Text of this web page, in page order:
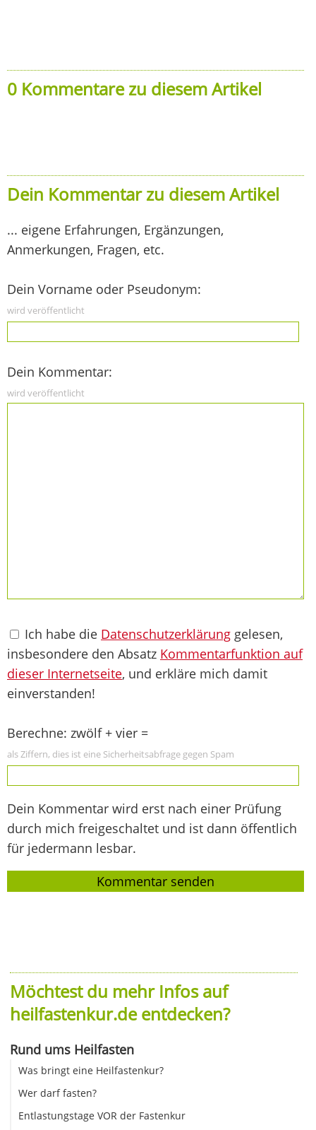
0 Kommentare zu diesem Artikel
Dein Kommentar zu diesem Artikel
... eigene Erfahrungen, Ergänzungen,
Anmerkungen, Fragen, etc.
Dein Vorname oder Pseudonym:
wird veröffentlicht
Dein Kommentar:
wird veröffentlicht
Ich habe die Datenschutzerklärung gelesen,
insbesondere den Absatz Kommentarfunktion auf
dieser Internetseite, und erkläre mich damit
einverstanden!
Berechne: zwölf + vier =
als Ziffern, dies ist eine Sicherheitsabfrage gegen Spam
Dein Kommentar wird erst nach einer Prüfung
durch mich freigeschaltet und ist dann öffentlich
für jedermann lesbar.
Möchtest du mehr Infos auf
heilfastenkur.de entdecken?
Rund ums Heilfasten
Was bringt eine Heilfastenkur?
Wer darf fasten?
Entlastungstage VOR der Fastenkur